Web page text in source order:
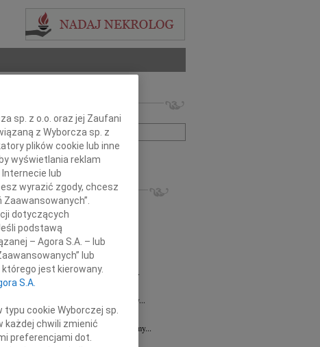
lub numer ogłoszenia:
+ szukanie zaawansowane
Gdańsk
Piotrze Koleżanki i Koledzy z firmy...
Gdańsk
Koleżance Renacie Sęk w trudnych...
Gdańsk
Piotrowi Widzowi Radnemu Sejmiku...
Mazurek
Naszej Koleżance Beacie Rumińskiej wyrazy...
Gdańsk
Aniu, z głębokim smutkiem przyjęliśmy...
sp. z o.o. oraz jej Zaufani
z Wyborcza sp. z
plików cookie lub inne
wyświetlania reklam
lub
wyrazić zgody, chcesz
dotyczących
podstawą
– Agora S.A. – lub
lub
jest kierowany.
S.A.
cookie Wyborczej sp.
każdej chwili zmienić
preferencjami dot.